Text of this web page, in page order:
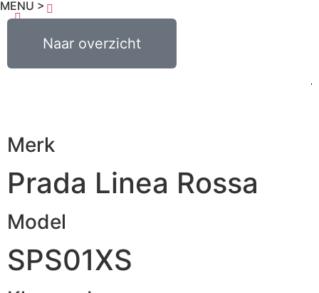
MENU >
Naar overzicht
0,00 0
Merk
Prada Linea Rossa
Model
SPS01XS